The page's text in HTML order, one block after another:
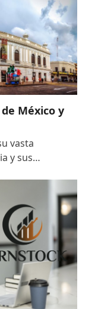
México y
vasta
y sus…